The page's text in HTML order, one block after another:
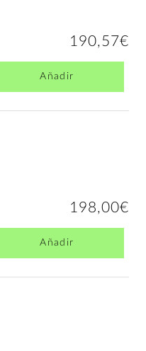
190,57€
Añadir
198,00€
Añadir